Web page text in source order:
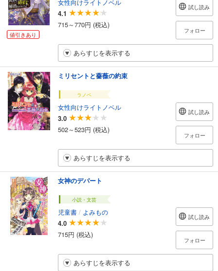
値引きあり
女性向けライトノベル
4.1
715～770円 (税込)
試し読み
フォロー
あらすじを表示する
ミリセントと薔薇の約束
ラノベ
女性向けライトノベル
3.0
502～523円 (税込)
試し読み
フォロー
あらすじを表示する
女神のデパート
小説・文芸
児童書 / よみもの
4.0
715円 (税込)
試し読み
フォロー
あらすじを表示する